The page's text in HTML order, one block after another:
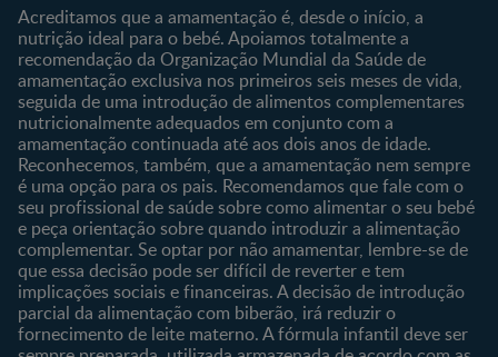
Sobre o Clube
Clube Bebé Nestlé
Entrar/Registe-se
Comprar
Os nossos produtos
As nossas marcas
Acreditamos que a amamentação é, desde o início, a
nutrição ideal para o bebé. Apoiamos totalmente a
recomendação da Organização Mundial da Saúde de
amamentação exclusiva nos primeiros seis meses de vida,
seguida de uma introdução de alimentos complementares
nutricionalmente adequados em conjunto com a
amamentação continuada até aos dois anos de idade.
Reconhecemos, também, que a amamentação nem sempre
é uma opção para os pais. Recomendamos que fale com o
seu profissional de saúde sobre como alimentar o seu bebé
e peça orientação sobre quando introduzir a alimentação
complementar. Se optar por não amamentar, lembre-se de
que essa decisão pode ser difícil de reverter e tem
implicações sociais e financeiras. A decisão de introdução
parcial da alimentação com biberão, irá reduzir o
fornecimento de leite materno. A fórmula infantil deve ser